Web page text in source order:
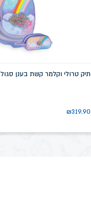
תיק טרולי וקלמר קשת בענן סגול
₪319.90